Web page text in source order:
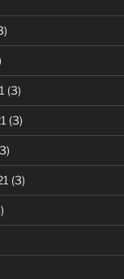
(3)
(3)
(3)